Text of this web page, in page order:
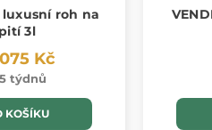
luxusní roh na
pití 3l
Kč
týdnů
KOŠÍKU